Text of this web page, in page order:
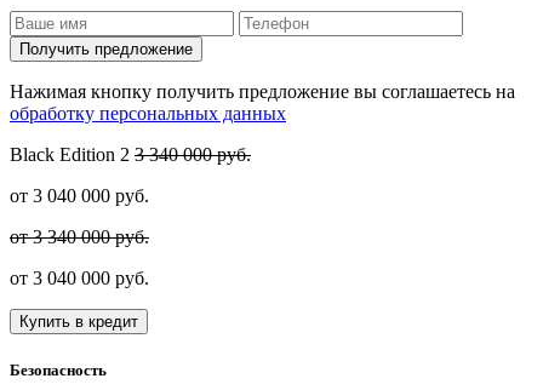
Получить предложение
Нажимая кнопку получить предложение вы соглашаетесь на
обработку персональных данных
Black Edition 2 3 340 000 руб.
от 3 040 000 руб.
от 3 340 000 руб.
от 3 040 000 руб.
Купить в кредит
Безопасность